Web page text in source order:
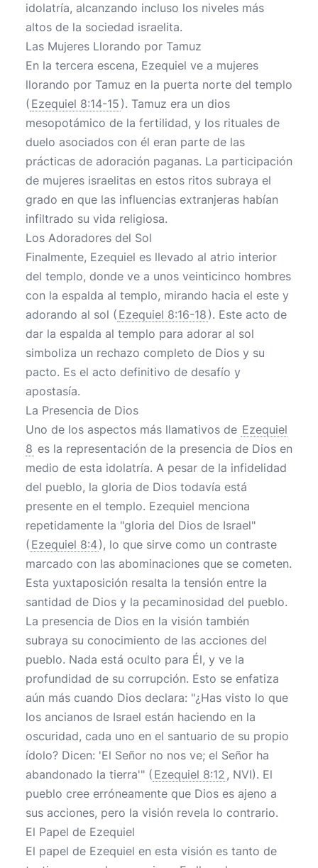
idolatría, alcanzando incluso los niveles más
altos de la sociedad israelita.
Las Mujeres Llorando por Tamuz
En la tercera escena, Ezequiel ve a mujeres
llorando por Tamuz en la puerta norte del templo
( Ezequiel 8:14-15 ). Tamuz era un dios
mesopotámico de la fertilidad, y los rituales de
duelo asociados con él eran parte de las
prácticas de adoración paganas. La participación
de mujeres israelitas en estos ritos subraya el
grado en que las influencias extranjeras habían
infiltrado su vida religiosa.
Los Adoradores del Sol
Finalmente, Ezequiel es llevado al atrio interior
del templo, donde ve a unos veinticinco hombres
con la espalda al templo, mirando hacia el este y
adorando al sol ( Ezequiel 8:16-18 ). Este acto de
dar la espalda al templo para adorar al sol
simboliza un rechazo completo de Dios y su
pacto. Es el acto definitivo de desafío y
apostasía.
La Presencia de Dios
Uno de los aspectos más llamativos de Ezequiel
8 es la representación de la presencia de Dios en
medio de esta idolatría. A pesar de la infidelidad
del pueblo, la gloria de Dios todavía está
presente en el templo. Ezequiel menciona
repetidamente la "gloria del Dios de Israel"
( Ezequiel 8:4), lo que sirve como un contraste
marcado con las abominaciones que se cometen.
Esta yuxtaposición resalta la tensión entre la
santidad de Dios y la pecaminosidad del pueblo.
La presencia de Dios en la visión también
subraya su conocimiento de las acciones del
pueblo. Nada está oculto para Él, y ve la
profundidad de su corrupción. Esto se enfatiza
aún más cuando Dios declara: "¿Has visto lo que
los ancianos de Israel están haciendo en la
oscuridad, cada uno en el santuario de su propio
ídolo? Dicen: 'El Señor no nos ve; el Señor ha
abandonado la tierra'" ( Ezequiel 8:12 , NVI). El
pueblo cree erróneamente que Dios es ajeno a
sus acciones, pero la visión revela lo contrario.
El Papel de Ezequiel
El papel de Ezequiel en esta visión es tanto de